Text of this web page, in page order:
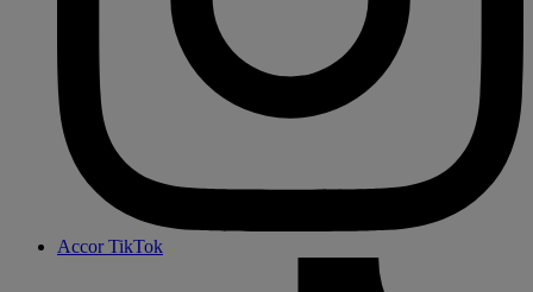
Accor TikTok